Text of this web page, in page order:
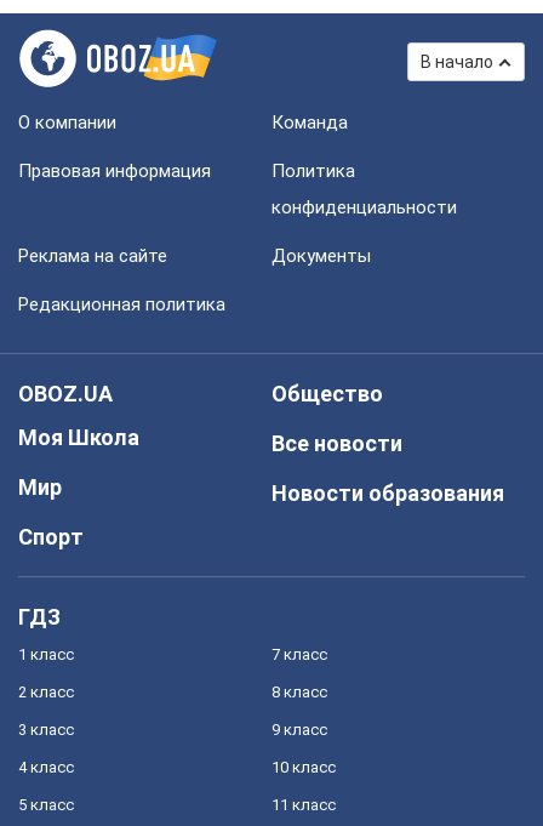
В начало
О компании Команда
Правовая информация
Политика
конфиденциальности
Реклама на сайте Документы
Редакционная политика
OBOZ.UA
Моя Школа
Мир
Спорт
Общество
Все новости
Новости образования
ГДЗ
1 класс
2 класс
3 класс
4 класс
5 класс
7 класс
8 класс
9 класс
10 класс
11 класс